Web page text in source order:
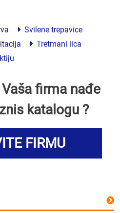
Svilene trepavice
Tretmani lica
firma nađe
katalogu ?
FIRMU